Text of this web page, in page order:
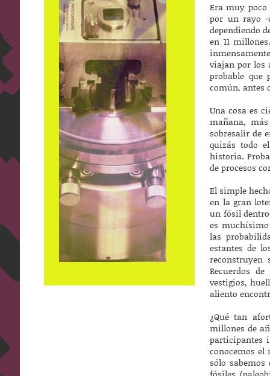
Era muy poco
por un rayo
dependiendo
en 11
viajan por los
probable que
común, antes
Una cosa es
mañana,
sobresalir de
quizás todo
historia.
de procesos
El simple
en la gran
un fósil
es
las
estantes de
reconstruyen
Recuerdos
vestigios,
aliento
¿Qué tan
millones de
participantes
conocemos el
sólo